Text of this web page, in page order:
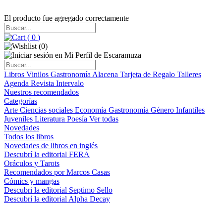
El producto fue agregado correctamente
( 0 )
(0)
Libros Vinilos Gastronomía Alacena Tarjeta de Regalo Talleres
Agenda Revista Intervalo
Nuestros recomendados
Categorías
Arte Ciencias sociales Economía Gastronomía Género Infantiles
Juveniles Literatura Poesía Ver todas
Novedades
Todos los libros
Novedades de libros en inglés
Descubrí la editorial FERA
Oráculos y Tarots
Recomendados por Marcos Casas
Cómics y mangas
Descubri la editorial Septimo Sello
Descubrí la editorial Alpha Decay